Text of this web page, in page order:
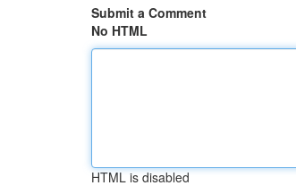
Submit a Comment
No HTML
HTML is disabled